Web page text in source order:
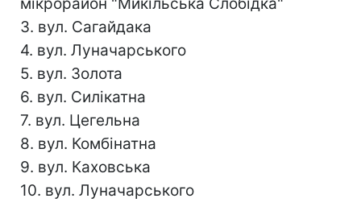
мікрорайон "Микільська Слобідка"
3. вул. Сагайдака
4. вул. Луначарського
5. вул. Золота
6. вул. Силікатна
7. вул. Цегельна
8. вул. Комбінатна
9. вул. Каховська
10. вул. Луначарського